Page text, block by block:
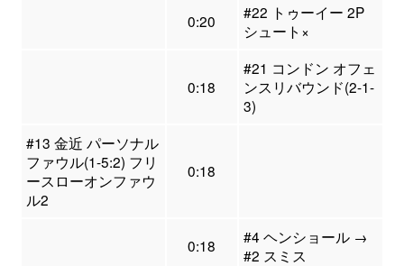
0:20
#22 トゥーイー 2P
シュート×
0:18
#21 コンドン オフェ
ンスリバウンド(2-1-
3)
#13 金近 パーソナル
ファウル(1-5:2) フリ
ースローオンファウ
ル2
0:18
0:18
#4 ヘンショール →
#2 スミス